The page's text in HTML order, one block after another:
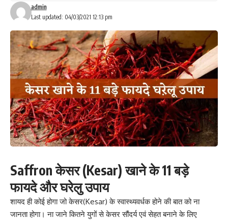
Last updated: 04/03/2021 12:13 pm
admin
Saffron केसर (Kesar) खाने के 11 बड़े
फायदे और घरेलु उपाय
शायद ही कोई होगा जो केसर(Kesar) के स्वास्थ्यवर्धक होने की बात को ना
जानता होगा। ना जाने कितने युगों से केसरसौंदर्य एवं सेहत बनाने के लिए